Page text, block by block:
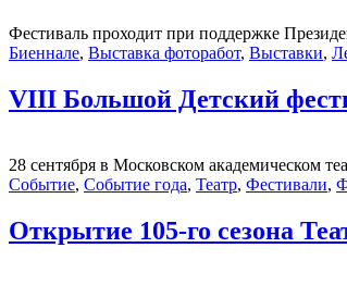
Фестиваль проходит при поддержке
Биеннале, Выставка фоторабот, Выставки,
VIII Большой Детский
28 сентября в Московском академическом
Событие, Событие года, Театр, Фестивали,
Открытие 105-го сезона